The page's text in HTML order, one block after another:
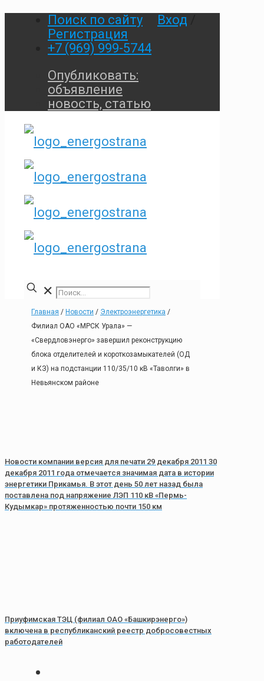
Поиск по сайту Вход
Регистрация
+7 (969) 999-5744
Опубликовать:
объявление
новость, статью
✕
Главная / Новости / Электроэнергетика /
Филиал ОАО «МРСК Урала» —
«Свердловэнерго» завершил реконструкцию
блока отделителей и короткозамыкателей (ОД
и КЗ) на подстанции 110/35/10 кВ «Таволги» в
Невьянском районе
Новости компании версия для печати 29 декабря 2011 30
декабря 2011 года отмечается значимая дата в истории
энергетики Прикамья. В этот день 50 лет назад была
поставлена под напряжение ЛЭП 110 кВ «Пермь-
Кудымкар» протяженностью почти 150 км
Приуфимская ТЭЦ (филиал ОАО «Башкирэнерго»)
включена в республиканский реестр добросовестных
работодателей